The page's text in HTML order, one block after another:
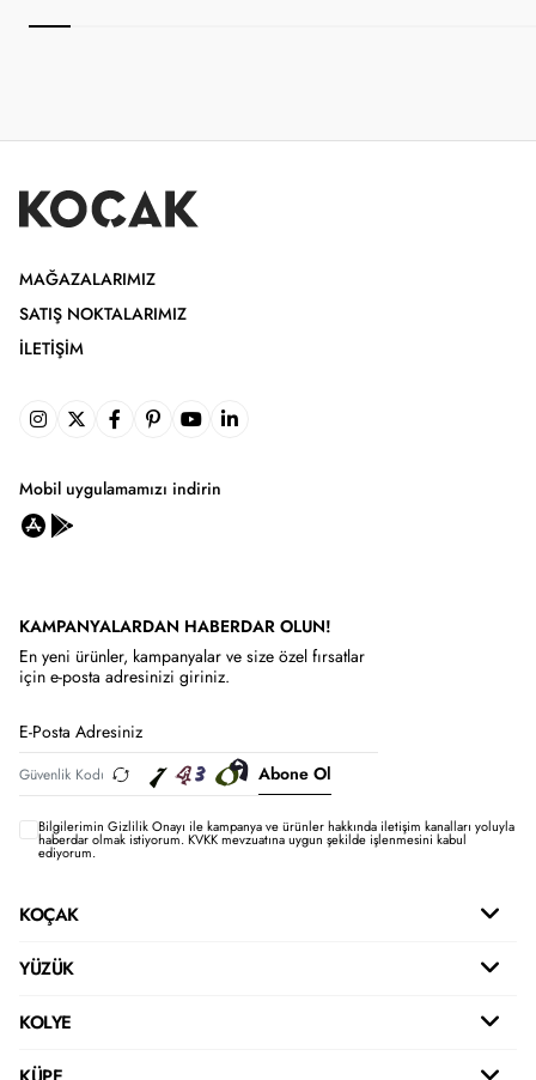
MAĞAZALARIMIZ
SATIŞ NOKTALARIMIZ
İLETIŞIM
Mobil uygulamamızı indirin
KAMPANYALARDAN HABERDAR OLUN!
En yeni ürünler, kampanyalar ve size özel fırsatlar
için e-posta adresinizi giriniz.
Abone Ol
Bilgilerimin Gizlilik Onayı ile kampanya ve ürünler hakkında iletişim kanalları yoluyla
haberdar olmak istiyorum.KVKK mevzuatına uygun şekilde işlenmesini kabul
ediyorum.
KOÇAK
YÜZÜK
KOLYE